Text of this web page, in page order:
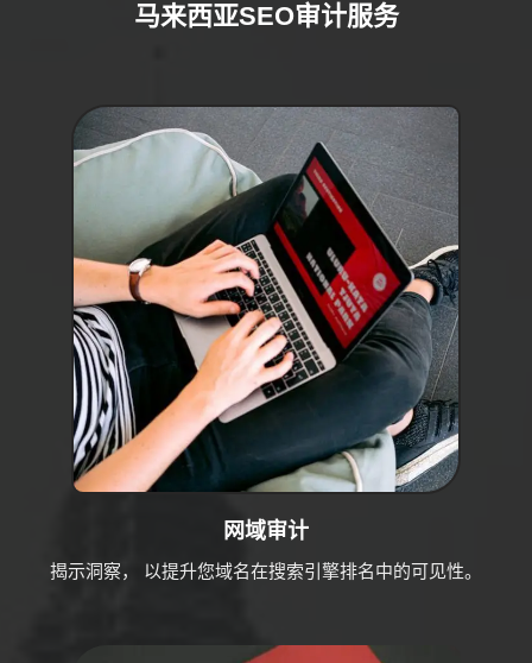
马来西亚SEO审计服务
网域审计
揭示洞察， 以提升您域名在搜索引擎排名中的可见性。